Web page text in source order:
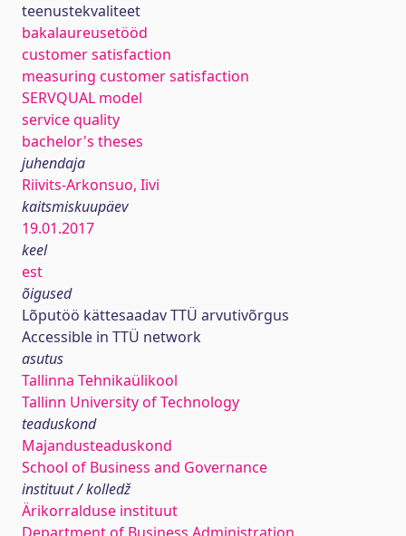
teenustekvaliteet
bakalaureusetööd
customer satisfaction
measuring customer satisfaction
SERVQUAL model
service quality
bachelor's theses
juhendaja
Riivits-Arkonsuo, Iivi
kaitsmiskuupäev
19.01.2017
keel
est
õigused
Lõputöö kättesaadav TTÜ arvutivõrgus
Accessible in TTÜ network
asutus
Tallinna Tehnikaülikool
Tallinn University of Technology
teaduskond
Majandusteaduskond
School of Business and Governance
instituut / kolledž
Ärikorralduse instituut